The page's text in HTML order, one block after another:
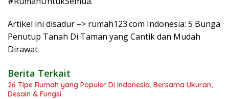
Artikel ini disadur –> rumah123.com Indonesia: 5 Bunga
Penutup Tanah Di Taman yang Cantik dan Mudah
Dirawat
Berita Terkait
26 Tipe Rumah yang Populer Di Indonesia, Bersama Ukuran,
Desain & Fungsi